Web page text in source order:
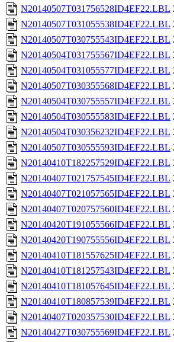
N20140507T031756528ID4EF22.LBL
N20140507T031055538ID4EF22.LBL
N20140507T030755543ID4EF22.LBL
N20140504T031755567ID4EF22.LBL
N20140504T031055577ID4EF22.LBL
N20140507T030355568ID4EF22.LBL
N20140504T030755557ID4EF22.LBL
N20140504T030555583ID4EF22.LBL
N20140504T030356232ID4EF22.LBL
N20140507T030555593ID4EF22.LBL
N20140410T182257529ID4EF22.LBL
N20140407T021757545ID4EF22.LBL
N20140407T021057565ID4EF22.LBL
N20140407T020757560ID4EF22.LBL
N20140420T191055566ID4EF22.LBL
N20140420T190755556ID4EF22.LBL
N20140410T181557625ID4EF22.LBL
N20140410T181257543ID4EF22.LBL
N20140410T181057645ID4EF22.LBL
N20140410T180857539ID4EF22.LBL
N20140407T020357530ID4EF22.LBL
N20140427T030755569ID4EF22.LBL